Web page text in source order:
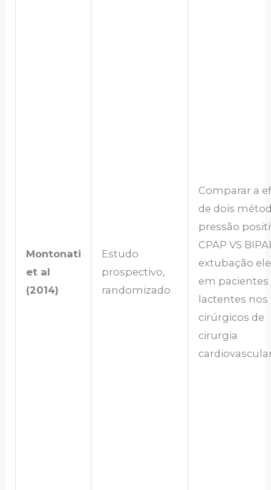
Montonati
et al
(2014)
Estudo
prospectivo,
randomizado
Comparar a
de dois
pressão
CPAP VS
extubação
em pacientes
lactentes nos
cirúrgicos de
cirurgia